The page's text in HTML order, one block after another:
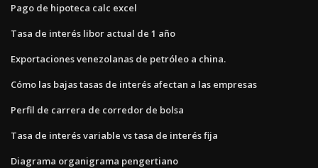
Pago de hipoteca calc excel
Tasa de interés libor actual de 1 año
Exportaciones venezolanas de petróleo a china.
Cómo las bajas tasas de interés afectan a las empresas
Perfil de carrera de corredor de bolsa
Tasa de interés variable vs tasa de interés fija
Diagrama organigrama pengertiano